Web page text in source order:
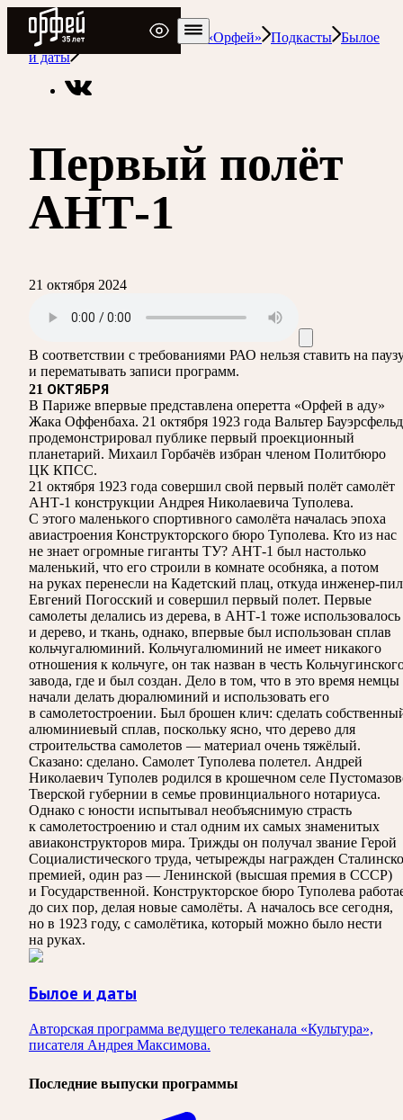
Радио Орфей
Радио классической музыки «Орфей»
Подкасты Былое
и даты
Первый полёт
АНТ-1
21 октября 2024
В соответствии с требованиями РАО нельзя ставить на
и перематывать записи программ.
21 ОКТЯБРЯ
В Париже впервые представлена оперетта «Орфей в аду»
Жака Оффенбаха. 21 октября 1923 года Вальтер Бауэрсфельд
продемонстрировал публике первый проекционный
планетарий. Михаил Горбачёв избран членом Политбюро
ЦК КПСС.
21 октября 1923 года совершил свой первый полёт самолёт
АНТ-1 конструкции Андрея Николаевича Туполева.
С этого маленького спортивного самолёта началась эпоха
авиастроения Конструкторского бюро Туполева. Кто из нас
не знает огромные гиганты ТУ? АНТ-1 был настолько
маленький, что его строили в комнате особняка, а потом
на руках перенесли на Кадетский плац, откуда инженер-
Евгений Погосский и совершил первый полет. Первые
самолеты делались из дерева, в АНТ-1 тоже использовалось
и дерево, и ткань, однако, впервые был использован сплав
кольчугалюминий. Кольчугалюминий не имеет никакого
отношения к кольчуге, он так назван в честь
завода, где и был создан. Дело в том, что в это время немцы
начали делать дюралюминий и использовать его
в самолетостроении. Был брошен клич: сделать
алюминиевый сплав, поскольку ясно, что дерево для
строительства самолетов — материал очень тяжёлый.
Сказано: сделано. Самолет Туполева полетел. Андрей
Николаевич Туполев родился в крошечном селе
Тверской губернии в семье провинциального нотариуса.
Однако с юности испытывал необъяснимую страсть
к самолетостроению и стал одним их самых знаменитых
авиаконструкторов мира. Трижды он получал звание Герой
Социалистического труда, четырежды награжден
премией, один раз — Ленинской (высшая премия в СССР)
и Государственной. Конструкторское бюро Туполева
до сих пор, делая новые самолёты. А началось все сегодня,
но в 1923 году, с самолётика, который можно было нести
на руках.
Былое и даты
Авторская программа ведущего телеканала «Культура»,
писателя Андрея Максимова.
Последние выпуски программы